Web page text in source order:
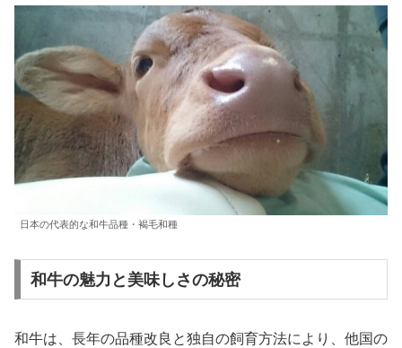
日本の代表的な和牛品種・褐毛和種
和牛の魅力と美味しさの秘密
和牛は、長年の品種改良と独自の飼育方法により、他国の